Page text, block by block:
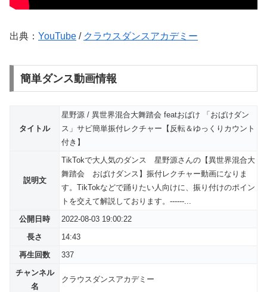
出典： YouTube / クラウスダンスアカデミー
簡単ダンス動画情報
タイトル
星野源 / 異世界混合大舞踏会 featおばけ 「おばけダン
ス」サビ簡単振付レクチャー【反転＆ゆっくりカウント
付き】
説明文
TikTokで大人気のダンス 星野源さんの【異世界混合大
舞踏会 おばけダンス】振付レクチャー動画になりま
す。TikTokなどで踊りたい人向けに、振り付けのポイン
トを交えて解説しております。------...
公開日時
2022-08-03 19:00:22
長さ
14:43
再生回数
337
チャンネル
名
クラウスダンスアカデミー